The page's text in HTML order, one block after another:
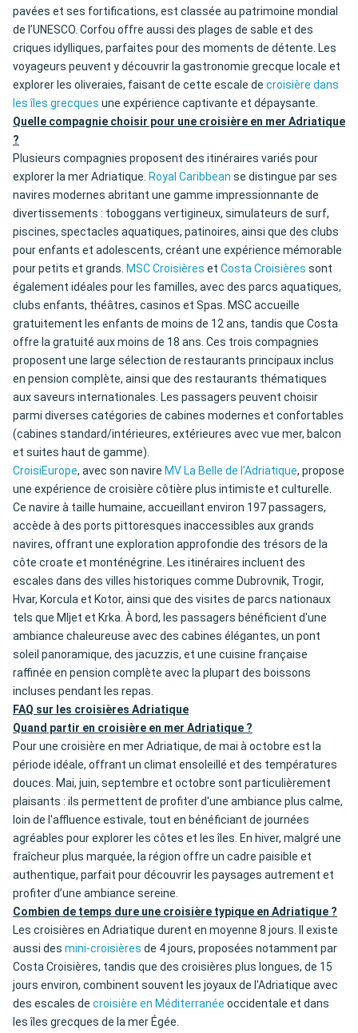
pavées et ses fortifications, est classée au patrimoine mondial
de l’UNESCO. Corfou offre aussi des plages de sable et des
criques idylliques, parfaites pour des moments de détente. Les
voyageurs peuvent y découvrir la gastronomie grecque locale et
explorer les oliveraies, faisant de cette escale de croisière dans
les îles grecques une expérience captivante et dépaysante.
Quelle compagnie choisir pour une croisière en mer Adriatique
?
Plusieurs compagnies proposent des itinéraires variés pour
explorer la mer Adriatique. Royal Caribbean se distingue par ses
navires modernes abritant une gamme impressionnante de
divertissements : toboggans vertigineux, simulateurs de surf,
piscines, spectacles aquatiques, patinoires, ainsi que des clubs
pour enfants et adolescents, créant une expérience mémorable
pour petits et grands. MSC Croisières et Costa Croisières sont
également idéales pour les familles, avec des parcs aquatiques,
clubs enfants, théâtres, casinos et Spas. MSC accueille
gratuitement les enfants de moins de 12 ans, tandis que Costa
offre la gratuité aux moins de 18 ans. Ces trois compagnies
proposent une large sélection de restaurants principaux inclus
en pension complète, ainsi que des restaurants thématiques
aux saveurs internationales. Les passagers peuvent choisir
parmi diverses catégories de cabines modernes et confortables
(cabines standard/intérieures, extérieures avec vue mer, balcon
et suites haut de gamme).
CroisiEurope, avec son navire MV La Belle de l'Adriatique, propose
une expérience de croisière côtière plus intimiste et culturelle.
Ce navire à taille humaine, accueillant environ 197 passagers,
accède à des ports pittoresques inaccessibles aux grands
navires, offrant une exploration approfondie des trésors de la
côte croate et monténégrine. Les itinéraires incluent des
escales dans des villes historiques comme Dubrovnik, Trogir,
Hvar, Korcula et Kotor, ainsi que des visites de parcs nationaux
tels que Mljet et Krka. À bord, les passagers bénéficient d'une
ambiance chaleureuse avec des cabines élégantes, un pont
soleil panoramique, des jacuzzis, et une cuisine française
raffinée en pension complète avec la plupart des boissons
incluses pendant les repas.
FAQ sur les croisières Adriatique
Quand partir en croisière en mer Adriatique ?
Pour une croisière en mer Adriatique, de mai à octobre est la
période idéale, offrant un climat ensoleillé et des températures
douces. Mai, juin, septembre et octobre sont particulièrement
plaisants : ils permettent de profiter d'une ambiance plus calme,
loin de l'affluence estivale, tout en bénéficiant de journées
agréables pour explorer les côtes et les îles. En hiver, malgré une
fraîcheur plus marquée, la région offre un cadre paisible et
authentique, parfait pour découvrir les paysages autrement et
profiter d’une ambiance sereine.
Combien de temps dure une croisière typique en Adriatique ?
Les croisières en Adriatique durent en moyenne 8 jours. Il existe
aussi des mini-croisières de 4 jours, proposées notamment par
Costa Croisières, tandis que des croisières plus longues, de 15
jours environ, combinent souvent les joyaux de l'Adriatique avec
des escales de croisière en Méditerranée occidentale et dans
les îles grecques de la mer Égée.